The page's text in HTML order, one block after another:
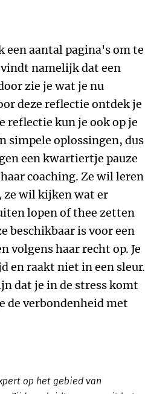
een aantal pagina's om te
namelijk dat een
zie je wat je nu
deze reflectie ontdek je
reflectie kun je ook op je
simpele oplossingen, dus
een kwartiertje pauze
coaching. Ze wil leren
ze wil kijken wat er
lopen of thee zetten
beschikbaar is voor een
volgens haar recht op. Je
en raakt niet in een sleur.
dat je in de stress komt
de verbondenheid met
op het gebied van